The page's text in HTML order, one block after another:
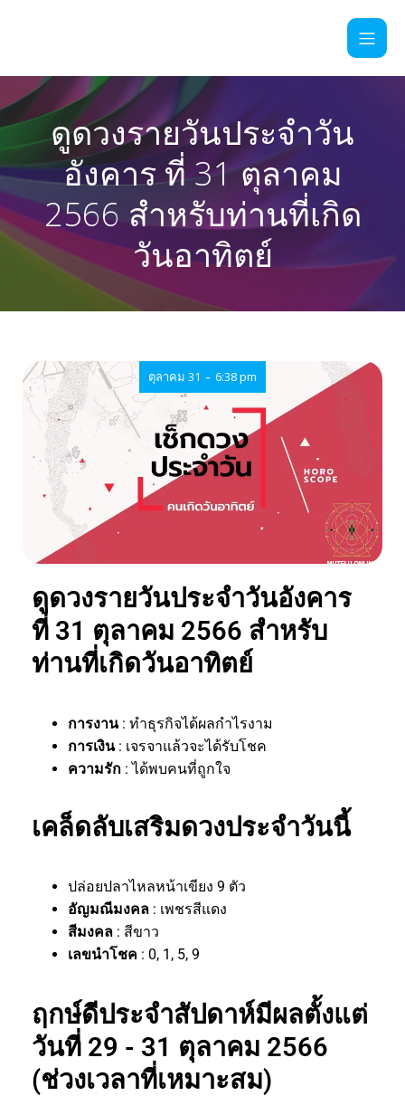
ดูดวงรายวันประจำวัน
อังคาร ที่ 31 ตุลาคม
2566 สำหรับท่านที่เกิด
วันอาทิตย์
ตุลาคม 31 - 6:38 pm
ดูดวงรายวันประจำวันอังคาร
ที่ 31 ตุลาคม 2566 สำหรับ
ท่านที่เกิดวันอาทิตย์
การงาน: ทำธุรกิจได้ผลกำไรงาม
การเงิน: เจรจาแล้วจะได้รับโชค
ความรัก : ได้พบคนที่ถูกใจ
เคล็ดลับเสริมดวงประจำวันนี้
ปล่อยปลาไหลหน้าเขียง 9 ตัว
อัญมณีมงคล : เพชรสีแดง
สีมงคล : สีขาว
เลขนำโชค : 0, 1, 5, 9
ฤกษ์ดีประจำสัปดาห์มีผลตั้งแต่
วันที่ 29 - 31 ตุลาคม 2566
(ช่วงเวลาที่เหมาะสม)